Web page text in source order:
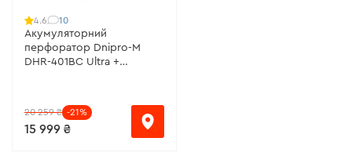
4.6 10
Акумуляторний
перфоратор Dnipro-M
DHR-401BC Ultra +
400SBC + Акумуляторна
батарея BP-440
+Зарядний пристрій FC-
20 259 ₴ -21%
15 999 ₴